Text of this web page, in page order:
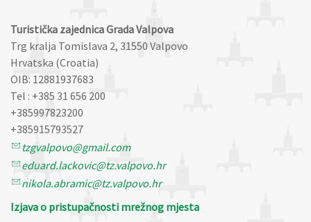
Turistička zajednica Grada Valpova
Trg kralja Tomislava 2, 31550 Valpovo
Hrvatska (Croatia)
OIB: 12881937683
Tel : +385 31 656 200
+385997823200
+385915793527
tzgvalpovo@gmail.com
eduard.lackovic@tz.valpovo.hr
nikola.abramic@tz.valpovo.hr
Izjava o pristupačnosti mrežnog mjesta